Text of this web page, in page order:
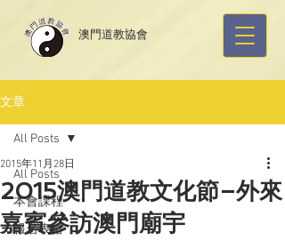
​澳門道教協會
文章
All Posts
本會課程
報名表格
All Posts
2015澳門道教文化節–外來
嘉賓參訪澳門廟宇
2015年11月28日